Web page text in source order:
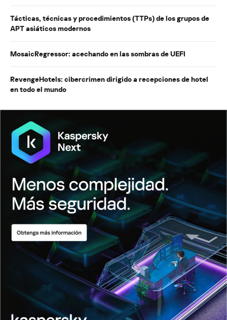
Tácticas, técnicas y procedimientos (TTPs) de los grupos de
APT asiáticos modernos
MosaicRegressor: acechando en las sombras de UEFI
RevengeHotels: cibercrimen dirigido a recepciones de hotel
en todo el mundo